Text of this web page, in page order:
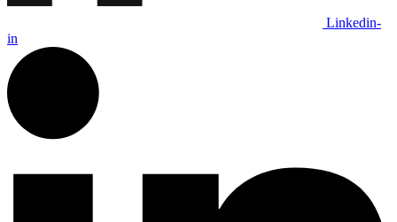
Linkedin-
in